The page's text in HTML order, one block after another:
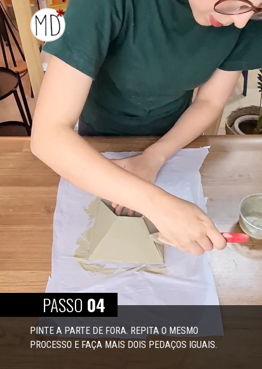
04
PINTE A PARTE DE FORA. REPITA O MESMO
PROCESSO E FAÇA MAIS DOIS PEDAÇOS IGUAIS.
PASSO